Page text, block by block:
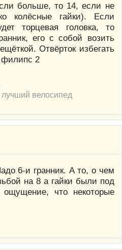
больше, то 14, если не
колёсные гайки). Если
торцевая головка, то
его с собой возить
Отвёрток избегать
2
велосипед
6-и гранник. А то, о чем
на 8 а гайки были под
что некоторые